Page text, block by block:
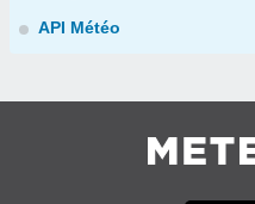
API Météo